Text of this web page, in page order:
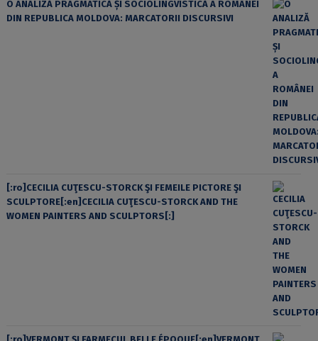
O ANALIZĂ PRAGMATICĂ ȘI SOCIOLINGVISTICĂ A ROMÂNEI
DIN REPUBLICA MOLDOVA: MARCATORII DISCURSIVI
[:ro]CECILIA CUŢESCU-STORCK ŞI FEMEILE PICTORE ŞI
SCULPTORE[:en]CECILIA CUŢESCU-STORCK AND THE
WOMEN PAINTERS AND SCULPTORS[:]